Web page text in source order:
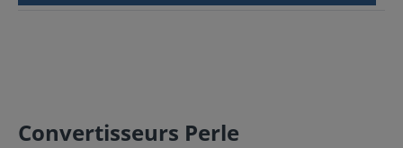
Convertisseurs Perle